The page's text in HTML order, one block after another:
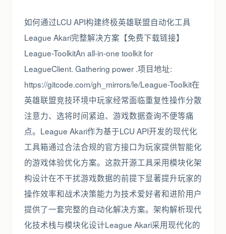
如何通过LCU API构建终极英雄联盟自动化工具
League Akari完整解决方案【免费下载链接】
League-ToolkitAn all-in-one toolkit for
LeagueClient. Gathering power .项目地址:
https://gitcode.com/gh_mirrors/le/League-Toolkit在
英雄联盟竞技环境中玩家经常面临重复性操作分散
注意力、选将时间紧迫、游戏数据查询不便等痛
点。League Akari作为基于LCU API开发的现代化
工具箱通过合法合规的官方接口为玩家提供智能化
的游戏体验优化方案。这款开源工具采用模块化架
构设计在不干扰游戏数据的前提下显著提升玩家的
操作效率和战术决策能力为技术爱好者和进阶用户
提供了一套完整的自动化解决方案。架构解析现代
化技术栈与模块化设计League Akari采用现代化的